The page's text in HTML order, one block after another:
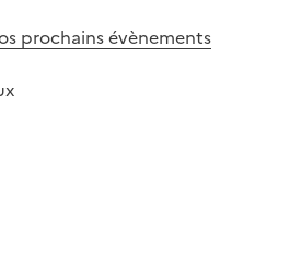
prochains évènements